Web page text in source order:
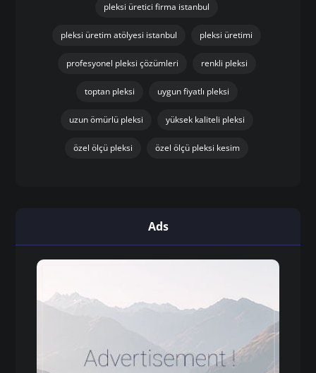
pleksi üretici firma istanbul
pleksi üretim atölyesi istanbul pleksi üretimi
profesyonel pleksi çözümleri renkli pleksi
toptan pleksi uygun fiyatlı pleksi
uzun ömürlü pleksi yüksek kaliteli pleksi
özel ölçü pleksi özel ölçü pleksi kesim
Ads